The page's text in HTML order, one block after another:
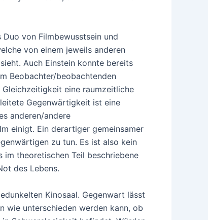
von Filmbewusstsein und
von einem jeweils anderen
Auch Einstein konnte bereits
Beobachter/beobachtenden
eine raumzeitliche
Gegenwärtigkeit ist eine
anderen/andere
einigt. Ein derartiger gemeinsamer
zu tun. Es ist also kein
im theoretischen Teil beschriebene
des Lebens.
Kinosaal. Gegenwart lässt
wie unterschieden werden kann, ob